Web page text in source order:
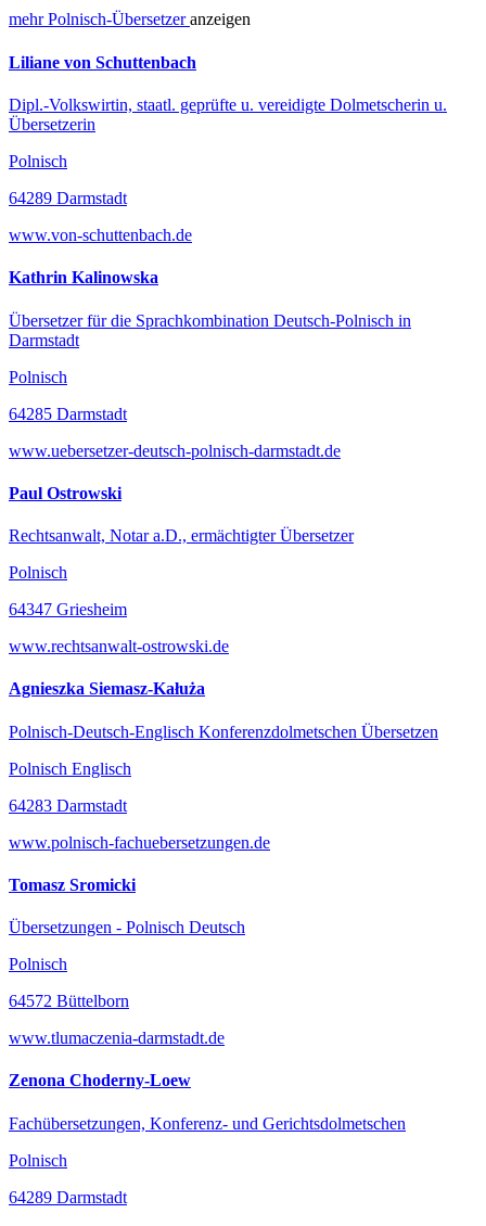
mehrPolnisch-Übersetzeranzeigen
Liliane von Schuttenbach
Dipl.-Volkswirtin, staatl. geprüfte u. vereidigte Dolmetscherin u.
Übersetzerin
Polnisch
64289 Darmstadt
www.von-schuttenbach.de
Kathrin Kalinowska
Übersetzer für die Sprachkombination Deutsch-Polnisch in
Darmstadt
Polnisch
64285 Darmstadt
www.uebersetzer-deutsch-polnisch-darmstadt.de
Paul Ostrowski
Rechtsanwalt, Notar a.D., ermächtigter Übersetzer
Polnisch
64347 Griesheim
www.rechtsanwalt-ostrowski.de
Agnieszka Siemasz-Kałuża
Polnisch-Deutsch-Englisch Konferenzdolmetschen Übersetzen
Polnisch Englisch
64283 Darmstadt
www.polnisch-fachuebersetzungen.de
Tomasz Sromicki
Übersetzungen - Polnisch Deutsch
Polnisch
64572 Büttelborn
www.tlumaczenia-darmstadt.de
Zenona Choderny-Loew
Fachübersetzungen, Konferenz- und Gerichtsdolmetschen
Polnisch
64289 Darmstadt